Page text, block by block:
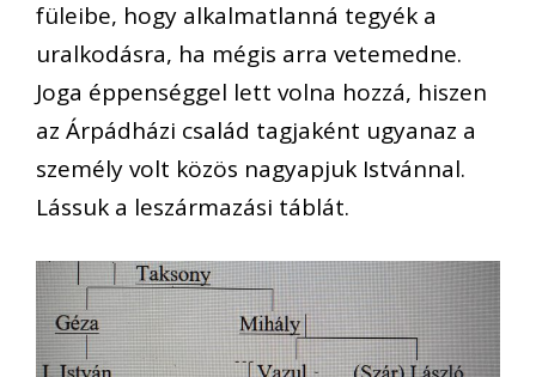
füleibe, hogy alkalmatlanná tegyék a
uralkodásra, ha mégis arra vetemedne.
Joga éppenséggel lett volna hozzá, hiszen
az Árpádházi család tagjaként ugyanaz a
személy volt közös nagyapjuk Istvánnal.
Lássuk a leszármazási táblát.